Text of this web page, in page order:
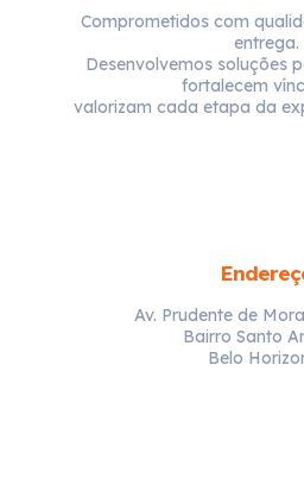
Comprometidos com
entrega.
Desenvolvemos soluções
fortalecem
valorizam cada etapa da
Av. Prudente de
Bairro Santo
Belo